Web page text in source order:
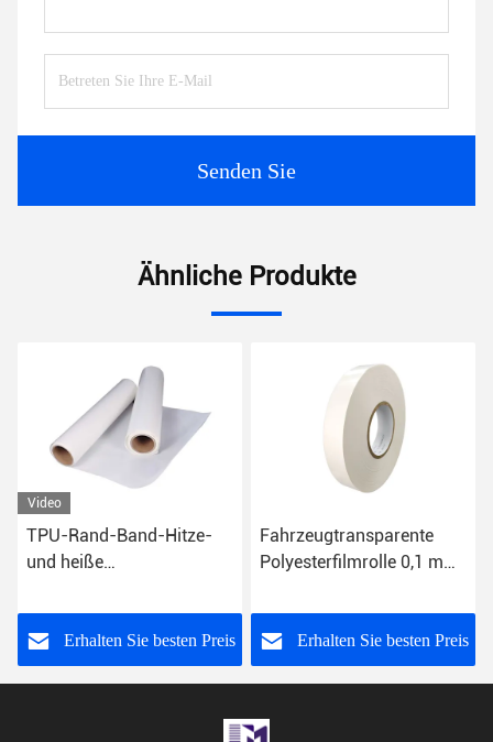
Senden Sie
Ähnliche Produkte
Video
TPU-Rand-Band-Hitze-
und heiße
für nahtlose Segeltuch-
TascheErhalten Sie besten Preis
Fahrzeugtransparente
Polyesterfilmrolle 0,1 mm
Erhalten Sie besten Preis